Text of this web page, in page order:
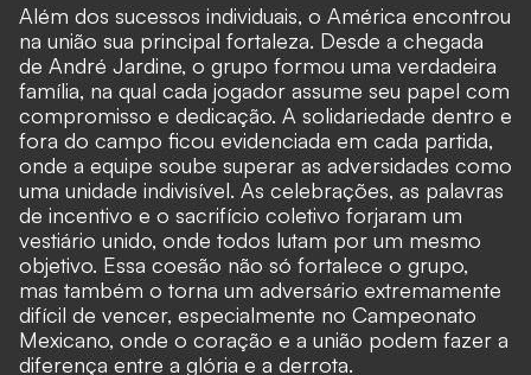
Além dos sucessos individuais, o América encontrou
na união sua principal fortaleza. Desde a chegada
de André Jardine, o grupo formou uma verdadeira
família, na qual cada jogador assume seu papel com
compromisso e dedicação. A solidariedade dentro e
fora do campo ficou evidenciada em cada partida,
onde a equipe soube superar as adversidades como
uma unidade indivisível. As celebrações, as palavras
de incentivo e o sacrifício coletivo forjaram um
vestiário unido, onde todos lutam por um mesmo
objetivo. Essa coesão não só fortalece o grupo,
mas também o torna um adversário extremamente
difícil de vencer, especialmente no Campeonato
Mexicano, onde o coração e a união podem fazer a
diferença entre a glória e a derrota.